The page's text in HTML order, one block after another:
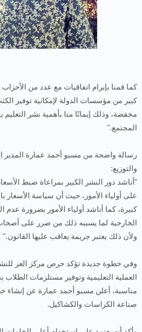
كما قمنا بإبرام اتفاقيات مع عدد من
كبير من مؤسسات الدولة لإمكانية توفير
مخفضة، وذلك إيمانًا منا بأهمية نشر
المجتمع."
رسالة واضحة من مسيو أحمد عمارة المدير
والتوزيع:
"أناشد دور النشر الكبير بمراعاة ضبط
على أولياء الأمور، حيث أن سياسة الأسعار
كبيرة، كما أناشد أولياء الأمور بضرورة عدم
الخارجية لما يسببه ذلك من ضرر على
ولأن ذلك يعتبر جريمة يعاقب عليها القانون."
وفي خطوة جديدة تؤكد حرص مركز العز
العملية التعليمية وتوفير مستلزمات الطلاب
مناسبة، أعلن مسيو أحمد عمارة عن
صناعة الكراسات والكشاكيل.